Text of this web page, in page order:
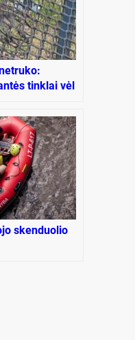
tinklai vėl
skenduolio